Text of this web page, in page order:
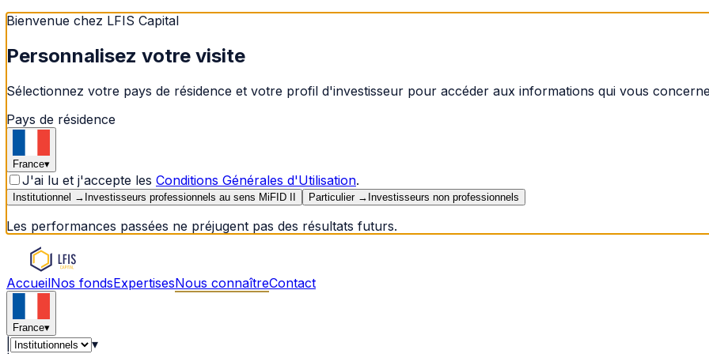
Bienvenue chez LFIS Capital
Personnalisez votre visite
Sélectionnez votre pays de résidence et votre profil d'investisseur pour accéder aux informations qui vous
Pays de résidence
France▾
J'ai lu et j'accepte les Conditions Générales d'Utilisation.
Institutionnel → Investisseurs professionnels au sens MiFID II Particulier→ Investisseurs non professionnels
Les performances passées ne préjugent pas des résultats futurs.
AccueilNos fondsExpertisesNous connaîtreContact
France▾
▾